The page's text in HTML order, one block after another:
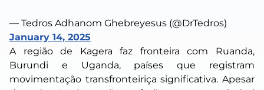
— Tedros Adhanom Ghebreyesus (@DrTedros)
January 14, 2025
A região de Kagera faz fronteira com Ruanda,
Burundi e Uganda, países que registram
movimentação transfronteiriça significativa. Apesar